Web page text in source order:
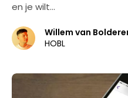
en je wilt…
Willem van
HOBL